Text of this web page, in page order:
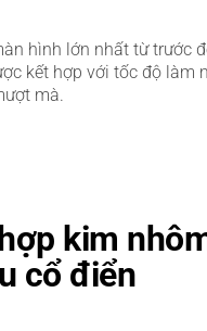
hình lớn nhất từ trước
kết hợp với tốc độ làm
mà.
kim
cổ điển